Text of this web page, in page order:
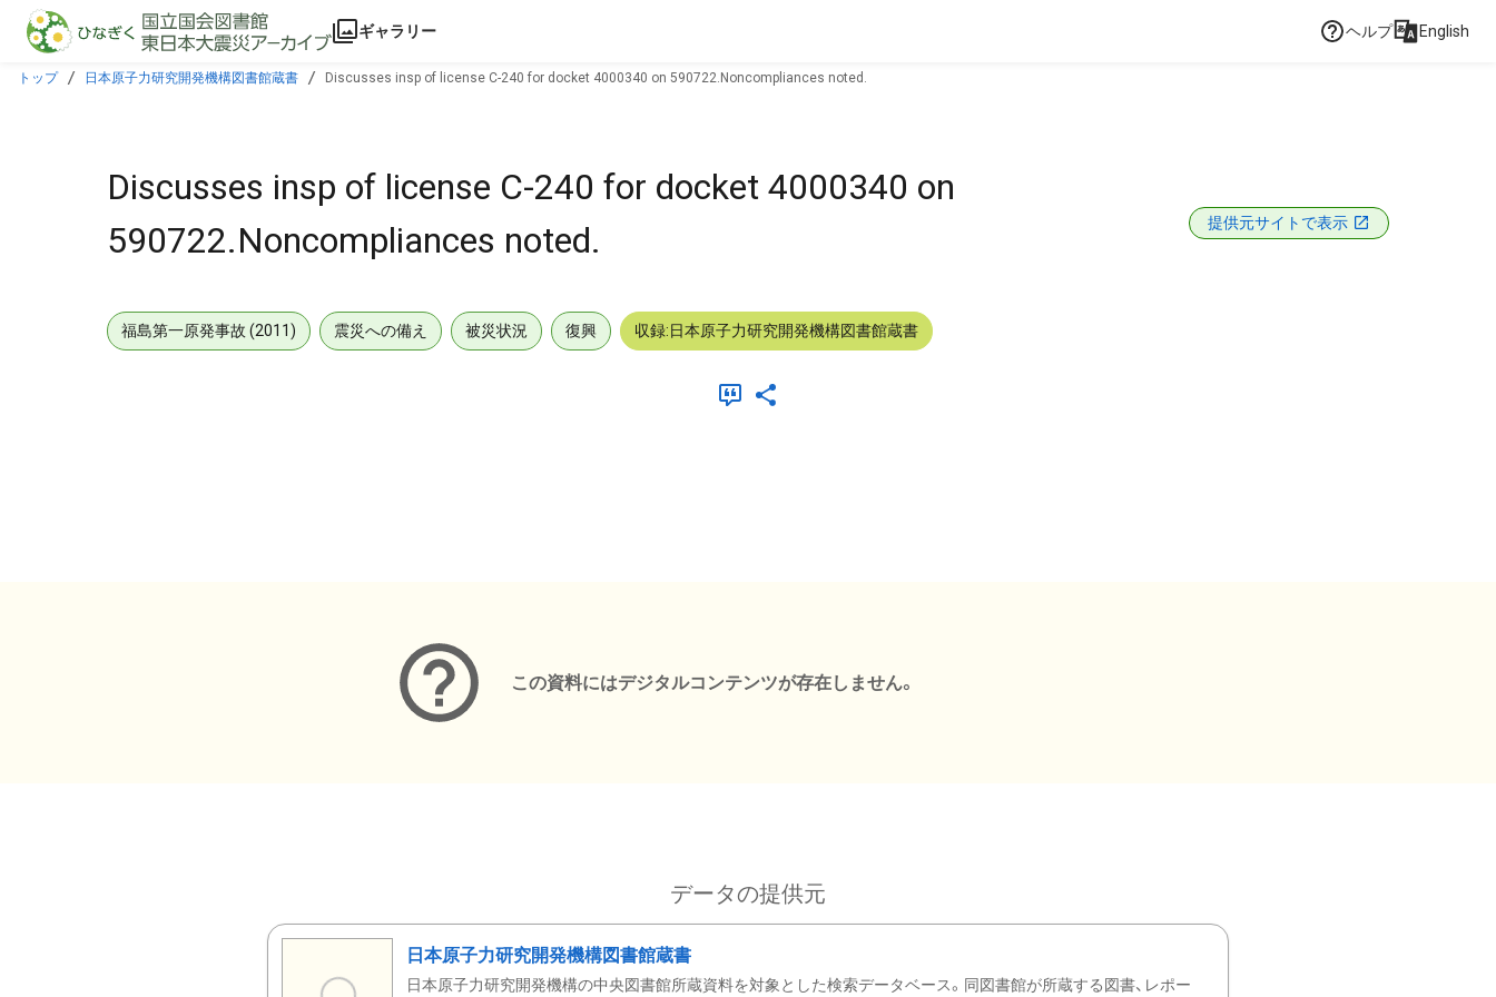
本文に飛ぶ
ギャラリー ヘルプ English
トップ 日本原子力研究開発機構図書館蔵書 Discusses insp of license C-240 for docket 4000340 on 590722.Noncompliances noted.
Discusses insp of license C-240 for docket 4000340 on
590722.Noncompliances noted.
提供元サイトで表示
福島第一原発事故 (2011) 震災への備え 被災状況 復興 収録:日本原子力研究開発機構図書館蔵書
この資料にはデジタルコンテンツが存在しません。
データの提供元
日本原子力研究開発機構図書館蔵書
日本原子力研究開発機構の中央図書館所蔵資料を対象とした検索データベース。同図書館が所蔵する図書、レポー